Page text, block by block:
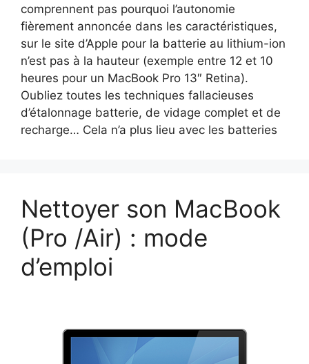
comprennent pas pourquoi l’autonomie
fièrement annoncée dans les caractéristiques,
sur le site d’Apple pour la batterie au lithium-ion
n’est pas à la hauteur (exemple entre 12 et 10
heures pour un MacBook Pro 13″ Retina).
Oubliez toutes les techniques fallacieuses
d’étalonnage batterie, de vidage complet et de
recharge… Cela n’a plus lieu avec les batteries
Nettoyer son MacBook
(Pro /Air) : mode
d’emploi